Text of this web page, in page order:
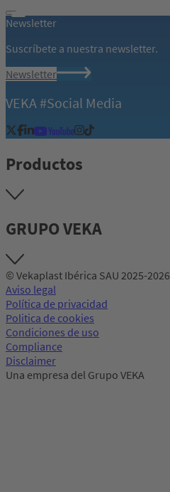
Newsletter
Suscríbete a nuestra newsletter.
Newsletter
VEKA #Social Media
Productos
GRUPO VEKA
© Vekaplast Ibérica SAU 2025-2026
Aviso legal
Política de privacidad
Politica de cookies
Condiciones de uso
Compliance
Disclaimer
Una empresa del Grupo VEKA